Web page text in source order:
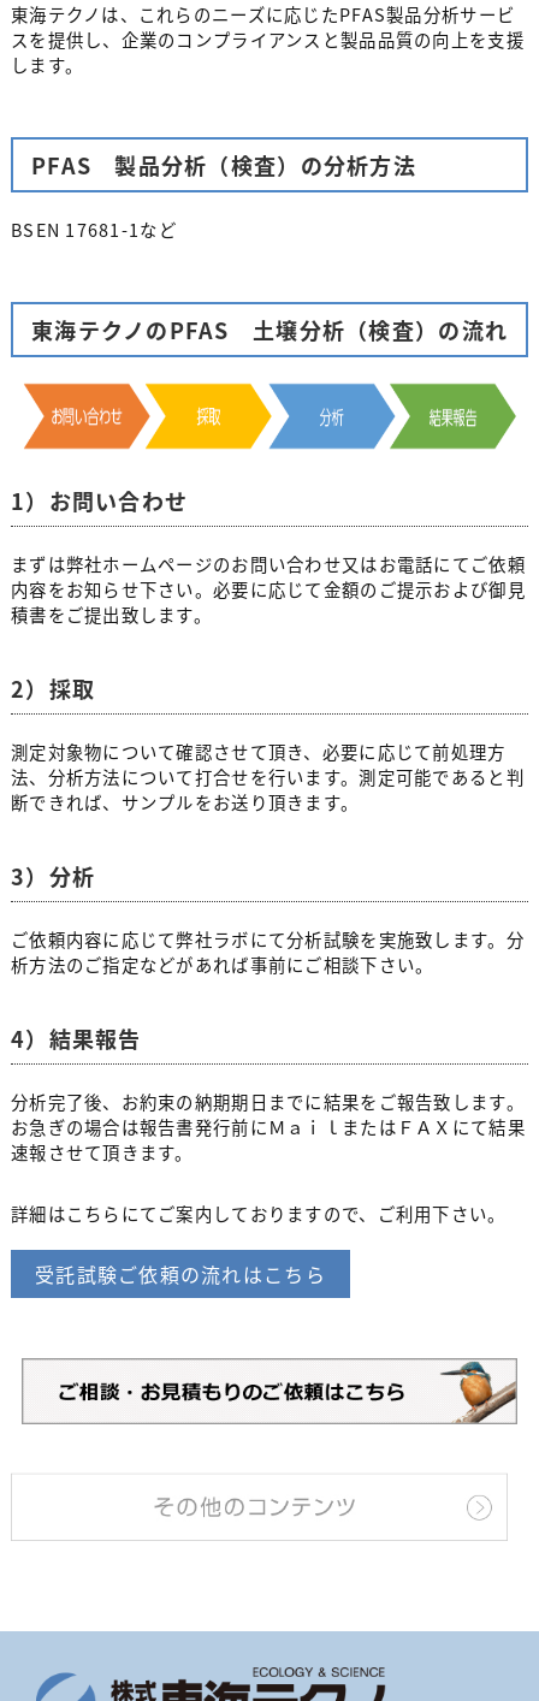
東海テクノは、これらのニーズに応じたPFAS製品分析サービ
スを提供し、企業のコンプライアンスと製品品質の向上を支援
します。
PFAS 製品分析（検査）の分析方法
BSEN 17681-1など
東海テクノのPFAS 土壌分析（検査）の流れ
1）お問い合わせ
まずは弊社ホームページのお問い合わせ又はお電話にてご依頼
内容をお知らせ下さい。必要に応じて金額のご提示および御見
積書をご提出致します。
2）採取
測定対象物について確認させて頂き、必要に応じて前処理方
法、分析方法について打合せを行います。測定可能であると判
断できれば、サンプルをお送り頂きます。
3）分析
ご依頼内容に応じて弊社ラボにて分析試験を実施致します。分
析方法のご指定などがあれば事前にご相談下さい。
4）結果報告
分析完了後、お約束の納期期日までに結果をご報告致します。
お急ぎの場合は報告書発行前にＭａｉｌまたはＦＡＸにて結果
速報させて頂きます。
詳細はこちらにてご案内しておりますので、ご利用下さい。
受託試験ご依頼の流れはこちら